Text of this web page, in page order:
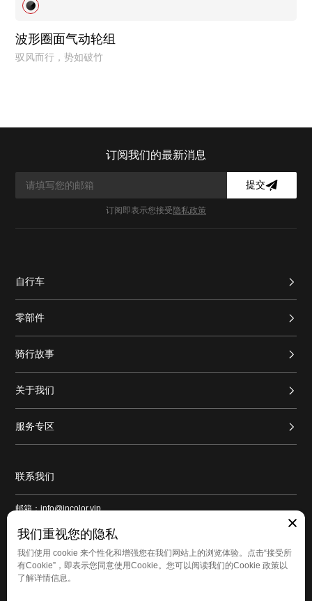
波形圈面气动轮组
驭风而行，势如破竹
我们重视您的隐私
我们使用 cookie 来个性化和增强您在我们网站上的浏览体验。点击“接受所
有Cookie”，即表示您同意使用Cookie。您可以阅读我们的Cookie 政策以
了解详情信息。
订阅我们的最新消息
提交
订阅即表示您接受隐私政策
自行车
零部件
骑行故事
关于我们
服务专区
联系我们
邮箱：info@incolor.vip
地址：广东省广州市番禺区新造镇和平路1号良仓新造创意园9号仓103